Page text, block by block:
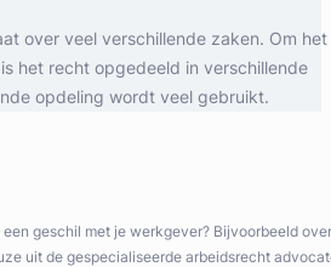
over veel verschillende zaken. Om het
het recht opgedeeld in verschillende
opdeling wordt veel gebruikt.
een geschil met je werkgever? Bijvoorbeeld
uit de gespecialiseerde arbeidsrecht